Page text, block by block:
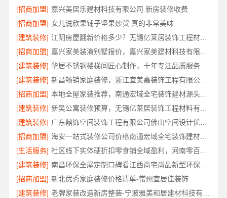
[招商加盟] 嘉兴美居乐建材科技有限公司 新房装修收费
[招商加盟] 女儿说欣果铺子坚果炒货 真的非常美味
[建筑装修]
江阴房屋翻新价格多少？无锡亿莱居装饰工程材料有限公司为您算清
[招商加盟]
[建筑装修] 华居不锈钢楼梯间匠心制作，十年专注品质服务
[建筑装修]
新昌畅销家庭装修，浙江宜美嘉装饰工程有限公司品质保障
[招商加盟]
本地全屋家装推荐，南通宏域全宅装饰建材源头品控保障
[建筑装修]
[建筑装修]
广东鼎饰空间装饰工程有限公司佛山空间设计优惠活动
[招商加盟]
海安一站式装修公司价格南通宏域全宅装饰建材有限公司
[生活服务]
[建筑装修]
南昌环保全屋定制口碑看江西尚宅尚品新型环保材料有限公司
[招商加盟] 新北优秀家庭装修价格清单-常州宜居佳装饰
[建筑装修]